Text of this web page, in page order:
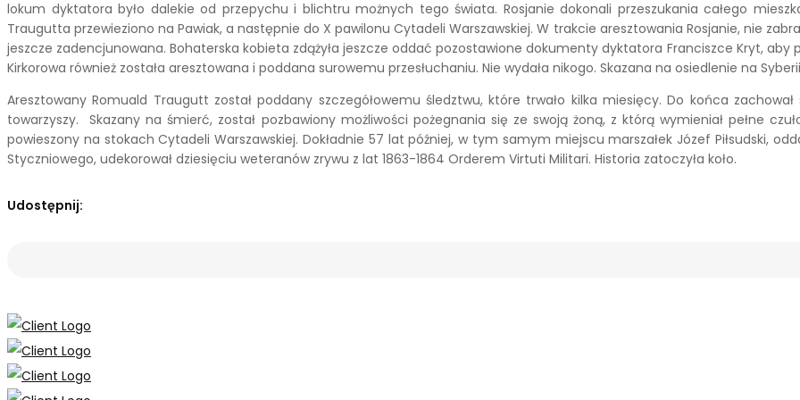
lokum dyktatora było dalekie od przepychu i blichtru możnych tego świata. Rosjanie dokonali przeszukania całego
Traugutta przewieziono na Pawiak, a następnie do X pawilonu Cytadeli Warszawskiej. W trakcie aresztowania Rosjanie, nie
jeszcze zadencjunowana. Bohaterska kobieta zdążyła jeszcze oddać pozostawione dokumenty dyktatora Franciszce Kryt, aby
Kirkorowa również została aresztowana i poddana surowemu przesłuchaniu. Nie wydała nikogo. Skazana na osiedlenie na
Aresztowany Romuald Traugutt został poddany szczegółowemu śledztwu, które trwało kilka miesięcy. Do końca
towarzyszy. Skazany na śmierć, został pozbawiony możliwości pożegnania się ze swoją żoną, z którą wymieniał pełne
powieszony na stokach Cytadeli Warszawskiej. Dokładnie 57 lat później, w tym samym miejscu marszałek Józef Piłsudski,
Styczniowego, udekorował dziesięciu weteranów zrywu z lat 1863-1864 Orderem Virtuti Militari. Historia zatoczyła koło.
Udostępnij: